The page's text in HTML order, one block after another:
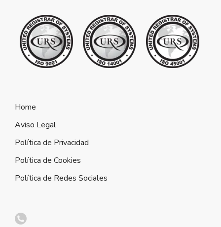
Home
Aviso Legal
Política de Privacidad
Política de Cookies
Política de Redes Sociales